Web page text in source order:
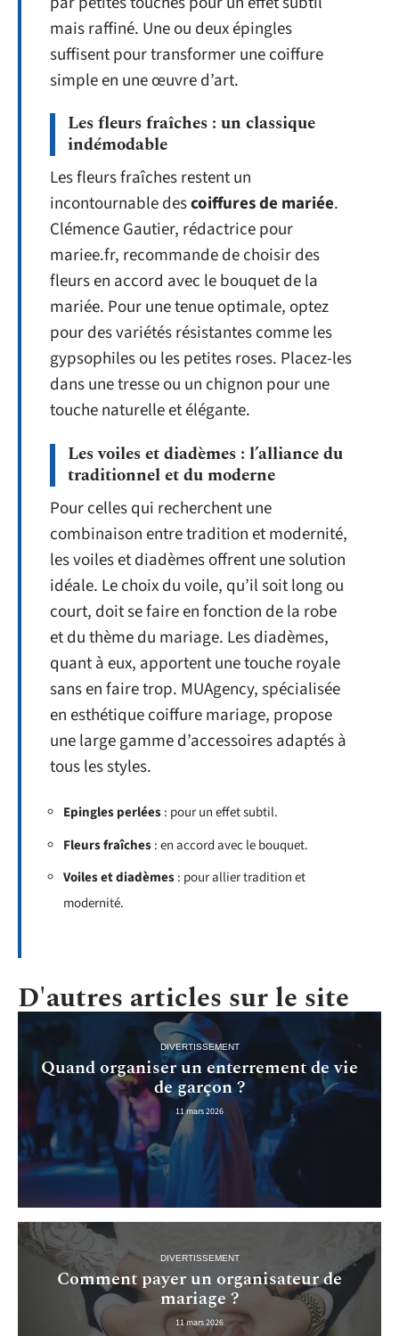
mais raffiné. Une ou deux épingles
suffisent pour transformer une coiffure
simple en une œuvre d’art.
Les fleurs fraîches : un classique
indémodable
Les fleurs fraîches restent un
incontournable descoiffures de mariée.
Clémence Gautier, rédactrice pour
mariee.fr, recommande de choisir des
fleurs en accord avec le bouquet de la
mariée. Pour une tenue optimale, optez
pour des variétés résistantes comme les
gypsophiles ou les petites roses. Placez-les
dans une tresse ou un chignon pour une
touche naturelle et élégante.
Les voiles et diadèmes : l’alliance du
traditionnel et du moderne
Pour celles qui recherchent une
combinaison entre tradition et modernité,
les voiles et diadèmes offrent une solution
idéale. Le choix du voile, qu’il soit long ou
court, doit se faire en fonction de la robe
et du thème du mariage. Les diadèmes,
quant à eux, apportent une touche royale
sans en faire trop. MUAgency, spécialisée
en esthétique coiffure mariage, propose
une large gamme d’accessoires adaptés à
tous les styles.
Epingles perlées: pour un effet subtil.
Fleurs fraîches: en accord avec le bouquet.
Voiles et diadèmes: pour allier tradition et
modernité.
D'autres articles sur le site
DIVERTISSEMENT
Quand organiser un enterrement de vie
de garçon ?
11 mars 2026
DIVERTISSEMENT
Comment payer un organisateur de
mariage ?
11 mars 2026